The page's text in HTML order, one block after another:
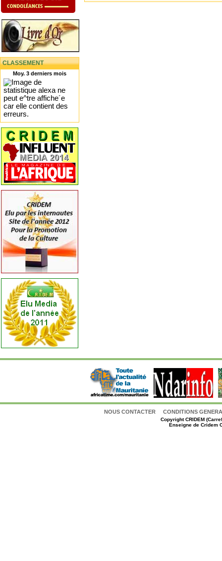
CLASSEMENT
Moy. 3 derniers mois
NOUS CONTACTER CONDITIONS
CopyrightCRIDEM
Enseigne de Cridem